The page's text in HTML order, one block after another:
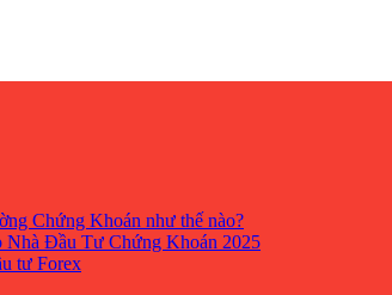
Chứng Khoán như thế nào?
Nhà Đầu Tư Chứng Khoán 2025
tư Forex